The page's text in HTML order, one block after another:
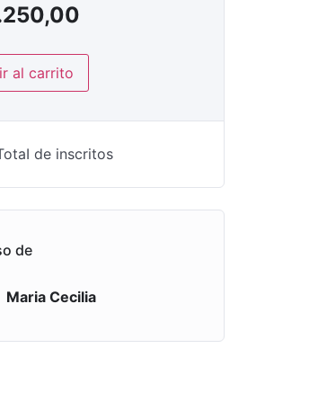
al carrito
de inscritos
de
Maria Cecilia